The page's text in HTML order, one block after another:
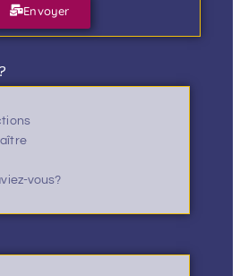
Envoyer
vous?